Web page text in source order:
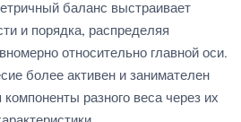
баланс выстраивает
и порядка, распределяя
относительно главной оси.
более активен и занимателен
разного веса через их